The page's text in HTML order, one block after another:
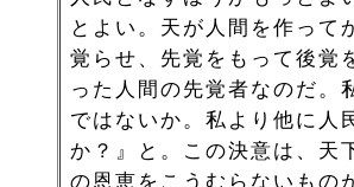
とよい。天が人間を作って
覚らせ、先覚をもって後覚
った人間の先覚者なのだ。
ではないか。私より他に人
か？』と。この決意は、天
の恩恵をこうむらないもの